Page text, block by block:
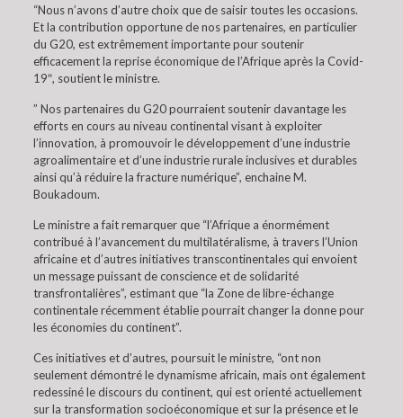
“Nous n’avons d’autre choix que de saisir toutes les occasions.
Et la contribution opportune de nos partenaires, en particulier
du G20, est extrêmement importante pour soutenir
efficacement la reprise économique de l’Afrique après la Covid-
19″, soutient le ministre.
” Nos partenaires du G20 pourraient soutenir davantage les
efforts en cours au niveau continental visant à exploiter
l’innovation, à promouvoir le développement d’une industrie
agroalimentaire et d’une industrie rurale inclusives et durables
ainsi qu’à réduire la fracture numérique”, enchaine M.
Boukadoum.
Le ministre a fait remarquer que “l’Afrique a énormément
contribué à l’avancement du multilatéralisme, à travers l’Union
africaine et d’autres initiatives transcontinentales qui envoient
un message puissant de conscience et de solidarité
transfrontalières”, estimant que “la Zone de libre-échange
continentale récemment établie pourrait changer la donne pour
les économies du continent”.
Ces initiatives et d’autres, poursuit le ministre, “ont non
seulement démontré le dynamisme africain, mais ont également
redessiné le discours du continent, qui est orienté actuellement
sur la transformation socioéconomique et sur la présence et le